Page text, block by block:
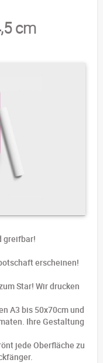
cm
greifbar!
erscheinen!
Star! Wir drucken
A3 bis 50x70cm und
Ihre Gestaltung
jede Oberfläche zu